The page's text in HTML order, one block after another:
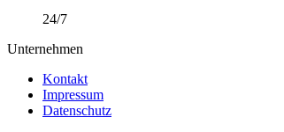
24/7
Unternehmen
Kontakt
Impressum
Datenschutz